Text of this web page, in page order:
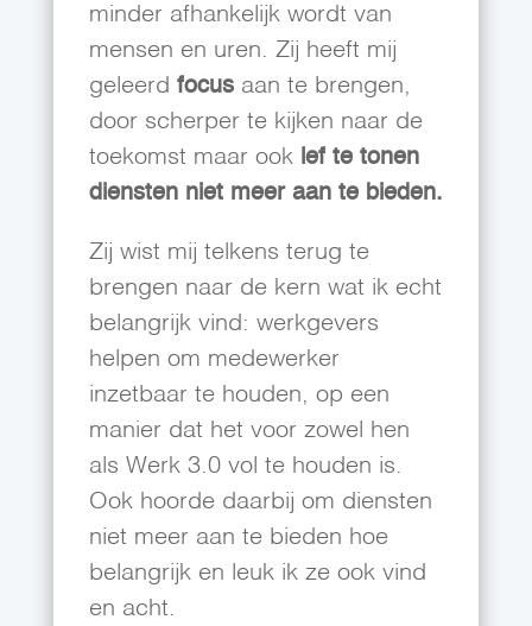
minder afhankelijk wordt van
mensen en uren. Zij heeft mij
geleerd focusaan te brengen,
door scherper te kijken naar de
toekomst maar ook lef te tonen
diensten niet meer aan te bieden.
Zij wist mij telkens terug te
brengen naar de kern wat ik echt
belangrijk vind: werkgevers
helpen om medewerker
inzetbaar te houden, op een
manier dat het voor zowel hen
als Werk 3.0 vol te houden is.
Ook hoorde daarbij om diensten
niet meer aan te bieden hoe
belangrijk en leuk ik ze ook vind
en acht.